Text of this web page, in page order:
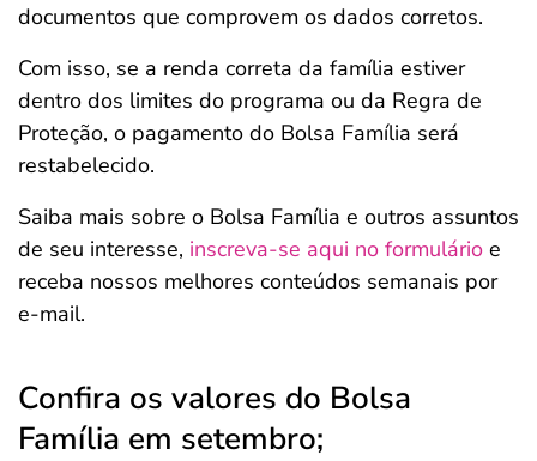
documentos que comprovem os dados corretos.
Com isso, se a renda correta da família estiver
dentro dos limites do programa ou da Regra de
Proteção, o pagamento do Bolsa Família será
restabelecido.
Saiba mais sobre o Bolsa Família e outros assuntos
de seu interesse, inscreva-se aqui no formulário e
receba nossos melhores conteúdos semanais por
e-mail.
Confira os valores do Bolsa
Família em setembro;